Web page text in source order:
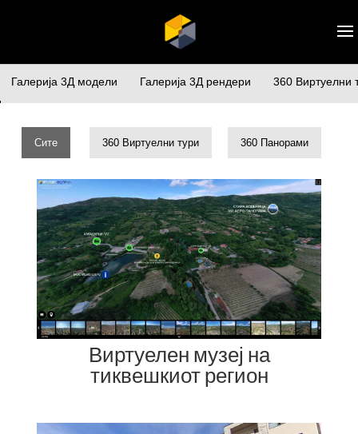
Галерија 3Д модели Галерија 3Д рендери 360 Виртуелни
Сите 360 Виртуелни тури 360 Панорами
Виртуелен музеј на
тиквешкиот регион